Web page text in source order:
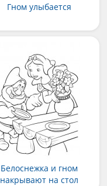
Гном улыбается
Белоснежка и гном
накрывают на стол